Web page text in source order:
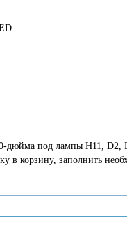
под лампы H11, D2,
в корзину, заполнить